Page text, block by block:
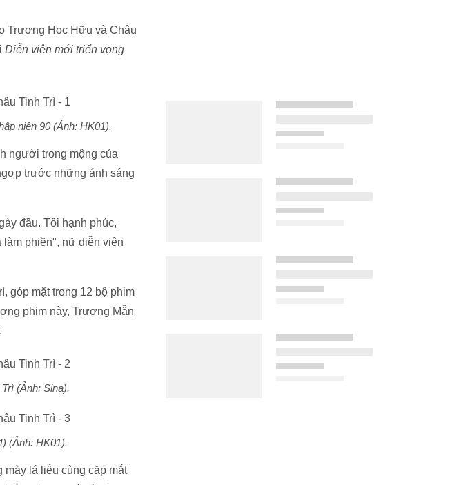
Trương Học Hữu và Châu
Diễn viên mới triển vọng
niên 90 (Ảnh: HK01).
người trong mộng của
trước những ánh sáng
đầu. Tôi hạnh phúc,
làm phiền", nữ diễn viên
góp mặt trong 12 bộ phim
phim này, Trương Mẫn
(Ảnh: Sina).
(Ảnh: HK01).
lá liễu cùng cặp mắt